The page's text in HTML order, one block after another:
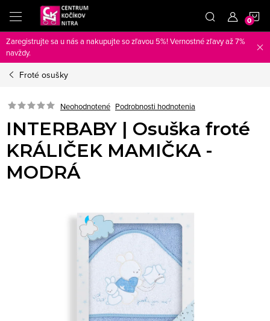
obsah
Zaregistrujte sa u nás a nakupujte so zľavou 5%! Vernostné zľavy až 7%
navždy.
Froté osušky
Neohodnotené Podrobnosti hodnotenia
INTERBABY | Osuška froté
KRÁLIČEK MAMIČKA -
MODRÁ